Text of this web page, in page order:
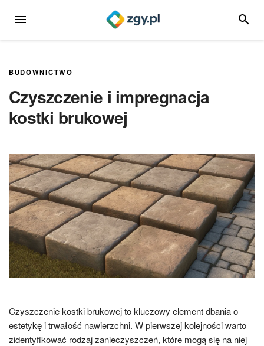
MENU
BUDOWNICTWO
Czyszczenie i impregnacja
kostki brukowej
Czyszczenie kostki brukowej to kluczowy element dbania o
estetykę i trwałość nawierzchni. W pierwszej kolejności warto
zidentyfikować rodzaj zanieczyszczeń, które mogą się na niej